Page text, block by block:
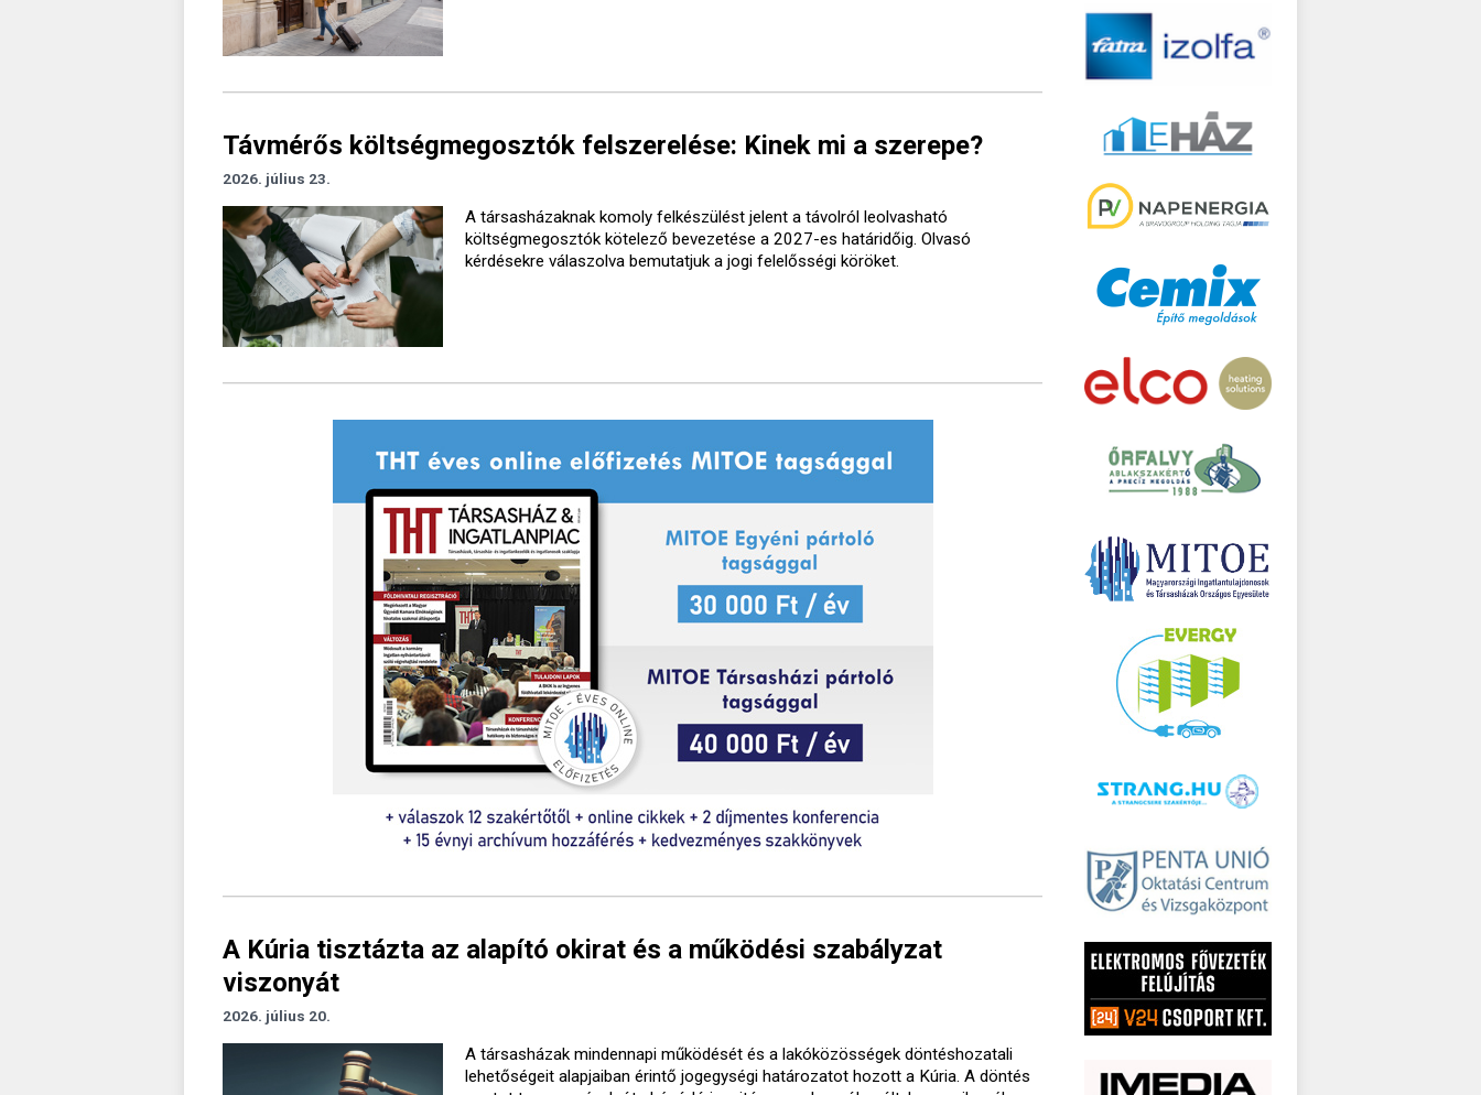
Távmérős költségmegosztók felszerelése: Kinek mi a szerepe?
2026. július 23.
A társasházaknak komoly felkészülést jelent a távolról leolvasható
költségmegosztók kötelező bevezetése a 2027-es határidőig. Olvasó
kérdésekre válaszolva bemutatjuk a jogi felelősségi köröket.
A Kúria tisztázta az alapító okirat és a működési szabályzat
viszonyát
2026. július 20.
A társasházak mindennapi működését és a lakóközösségek döntéshozatali
lehetőségeit alapjaiban érintő jogegységi határozatot hozott a Kúria. A döntés